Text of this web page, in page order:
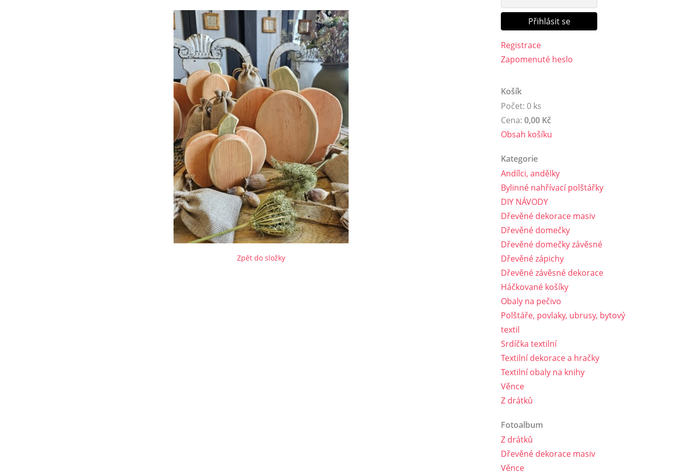
Zpět do složky
Registrace
Zapomenuté heslo
Košík
Počet: 0 ks
Cena: 0,00 Kč
Obsah košíku
Kategorie
Andílci, andělky
Bylinné nahřívací polštářky
DIY NÁVODY
Dřevěné dekorace masiv
Dřevěné domečky
Dřevěné domečky závěsné
Dřevěné zápichy
Dřevěné závěsné dekorace
Háčkované košíky
Obaly na pečivo
Polštáře, povlaky, ubrusy, bytový
textil
Srdíčka textilní
Textilní dekorace a hračky
Textilní obaly na knihy
Věnce
Z drátků
Fotoalbum
Z drátků
Dřevěné dekorace masiv
Věnce